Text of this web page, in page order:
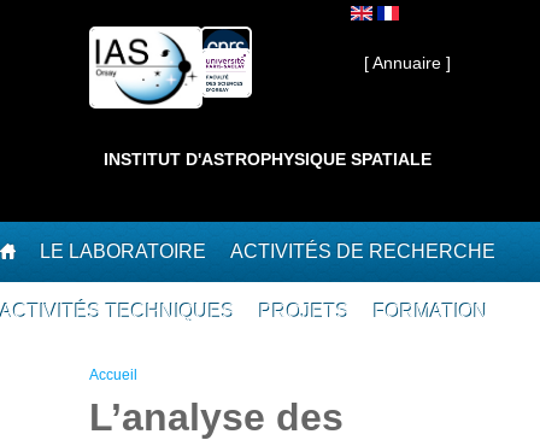
Interne ]
[ Annuaire ]
INSTITUT D'ASTROPHYSIQUE SPATIALE
LE LABORATOIRE ACTIVITÉS DE RECHERCHE
ACTIVITÉS TECHNIQUES PROJETS FORMATION
Vous êtes ici
Accueil
L’analyse des